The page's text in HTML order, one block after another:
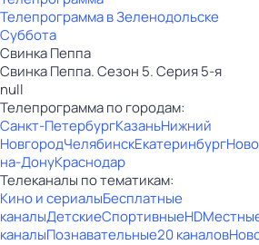
Телепрограмма в Зеленодольске
Суббота
Свинка Пеппа
Свинка Пеппа. Сезон 5. Серия 5-я
null
Телепрограмма по городам:
Санкт-ПетербургКазаньНижний
НовгородЧелябинскЕкатеринбург
на-ДонуКраснодар
Телеканалы по тематикам:
Кино и сериалыБесплатные
каналыДетскиеСпортивныеHD
каналыПознавательные20 каналов